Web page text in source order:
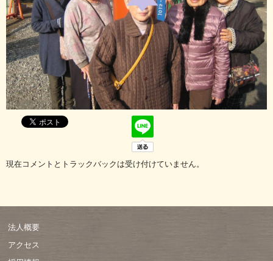
現在コメントとトラックバックは受け付けていません。
法人概要
アクセス